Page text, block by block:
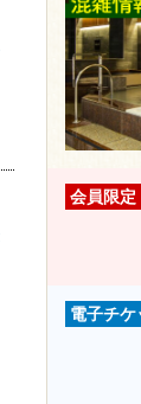
会員限定
電子チケ